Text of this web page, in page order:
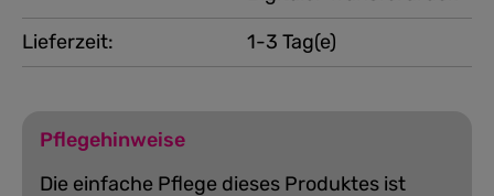
Lieferzeit: 1-3 Tag(e)
Pflegehinweise
Die einfache Pflege dieses Produktes ist